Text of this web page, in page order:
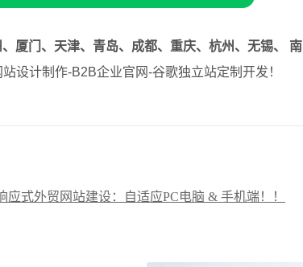
厦门、天津、青岛、成都、重庆、杭州、无锡、 南
设计制作-B2B企业官网-谷歌独立站定制开发！
式外贸网站建设：自适应PC电脑 & 手机端！！